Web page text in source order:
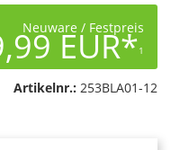
Neuware / Festpreis
EUR*1
Artikelnr.: 253BLA01-12